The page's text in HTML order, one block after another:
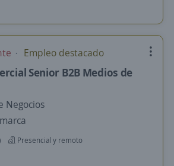
Empleo destacado
Senior B2B Medios de
Negocios
Presencial y remoto